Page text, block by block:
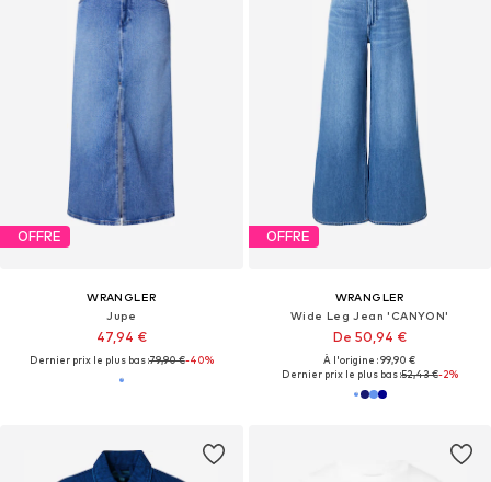
OFFRE
WRANGLER
Jupe
47,94 €
Dernier prix le plus bas :79,90 €-40%
OFFRE
WRANGLER
Wide Leg Jean 'CANYON'
De 50,94 €
À l'origine : 99,90 €
Dernier prix le plus bas :52,43 €-2%